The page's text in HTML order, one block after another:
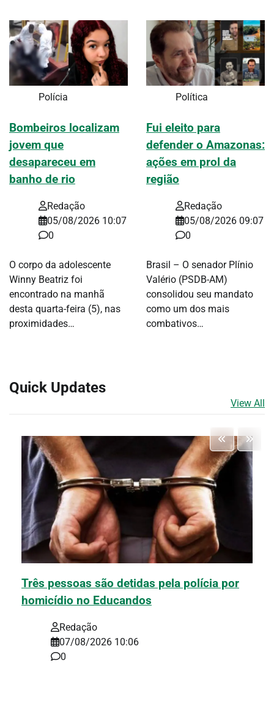
Polícia
Bombeiros localizam
jovem que
desapareceu em
banho de rio
Redação
05/08/2026 10:07
0
O corpo da adolescente
Winny Beatriz foi
encontrado na manhã
desta quarta-feira (5), nas
proximidades…
Política
Fui eleito para
defender o Amazonas:
ações em prol da
região
Redação
05/08/2026 09:07
0
Brasil – O senador Plínio
Valério (PSDB-AM)
consolidou seu mandato
como um dos mais
combativos…
Quick Updates
View All
Três pessoas são detidas pela polícia por
homicídio no Educandos
Redação
07/08/2026 10:06
0